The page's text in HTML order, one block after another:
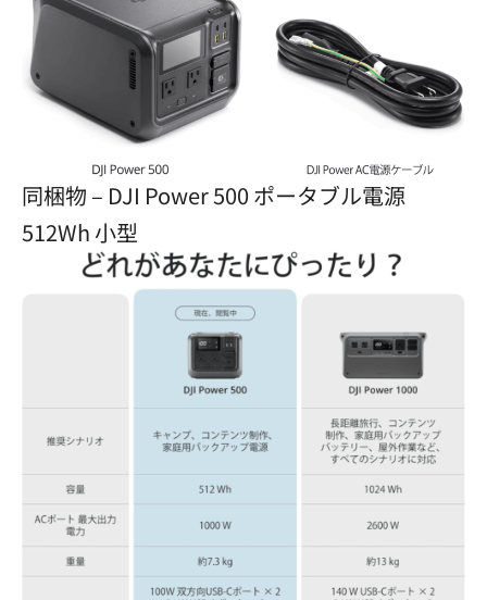
同梱物 – DJI Power 500 ポータブル電源
512Wh 小型